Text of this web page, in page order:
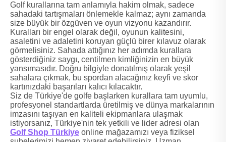
Golf kurallarına tam anlamıyla hakim olmak, sadece
sahadaki tartışmaları önlemekle kalmaz; aynı zamanda
size büyük bir özgüven ve oyun vizyonu kazandırır.
Kuralları bir engel olarak değil, oyunun kalitesini,
asaletini ve adaletini koruyan güçlü birer kılavuz olarak
görmelisiniz. Sahada attığınız her adımda kurallara
gösterdiğiniz saygı, centilmen kimliğinizin en büyük
yansımasıdır. Doğru bilgiyle donatılmış olarak yeşil
sahalara çıkmak, bu spordan alacağınız keyfi ve skor
kartınızdaki başarıları kalıcı kılacaktır.
Siz de Türkiye'de golfe başlarken kurallara tam uyumlu,
profesyonel standartlarda üretilmiş ve dünya markalarının
imzasını taşıyan en kaliteli ekipmanlara ulaşmak
istiyorsanız, Türkiye'nin tek yetkili ve lider adresi olan
Golf Shop Türkiye online mağazamızı veya fiziksel